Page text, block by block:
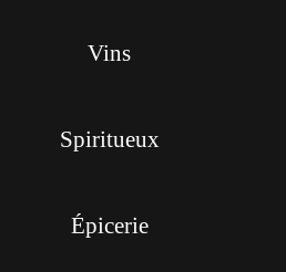
Vins
Spiritueux
Épicerie